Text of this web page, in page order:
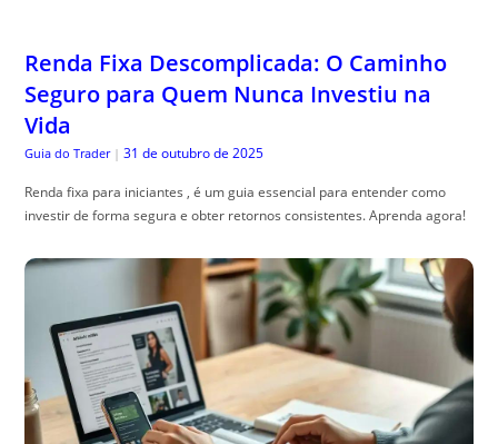
Renda Fixa Descomplicada: O Caminho
Seguro para Quem Nunca Investiu na
Vida
Guia do Trader | 31 de outubro de 2025
Renda fixa para iniciantes , é um guia essencial para entender como
investir de forma segura e obter retornos consistentes. Aprenda agora!